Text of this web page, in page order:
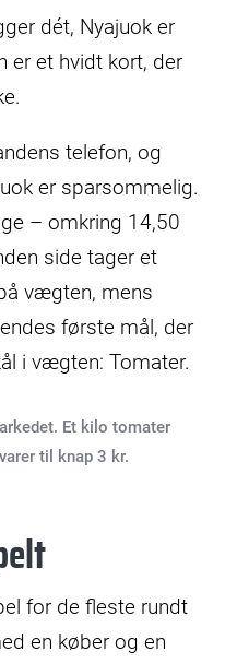
dét, Nyajuok er
er et hvidt kort, der
telefon, og
er sparsommelig.
– omkring 14,50
side tager et
vægten, mens
første mål, der
i vægten: Tomater.
Et kilo tomater
til knap 3 kr.
for de fleste rundt
en køber og en